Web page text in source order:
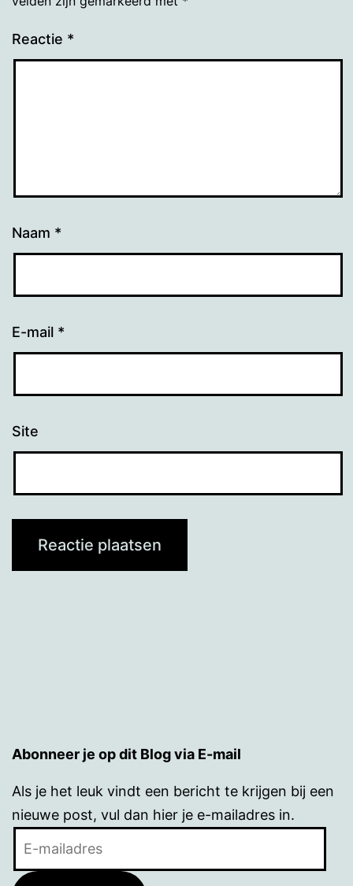
Reactie *
Naam *
E-mail *
Site
Abonneer je op dit Blog via E-mail
Als je het leuk vindt een bericht te krijgen bij een
nieuwe post, vul dan hier je e-mailadres in.